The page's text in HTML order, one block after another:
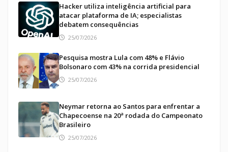
Hacker utiliza inteligência artificial para
atacar plataforma de IA; especialistas
debatem consequências
25/07/2026
Pesquisa mostra Lula com 48% e Flávio
Bolsonaro com 43% na corrida presidencial
25/07/2026
Neymar retorna ao Santos para enfrentar a
Chapecoense na 20ª rodada do Campeonato
Brasileiro
25/07/2026